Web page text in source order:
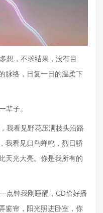
想，不求结果，没有目
脉络，日复一日的温柔下
辈子。
我看见野花压满枝头沿路
我看见归鸟蝉鸣，烈日骄
天光大亮。你是我所有的
点钟我刚睡醒，CD恰好播
窗帘，阳光照进卧室，你